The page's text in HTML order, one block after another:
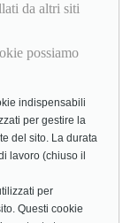
da altri siti
possiamo
indispensabili
per gestire la
del sito. La durata
lavoro (chiuso il
per
Questi cookie